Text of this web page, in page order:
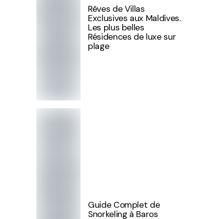
Rêves de Villas
Exclusives aux Maldives.
Les plus belles
Résidences de luxe sur
plage
Guide Complet de
Snorkeling à Baros